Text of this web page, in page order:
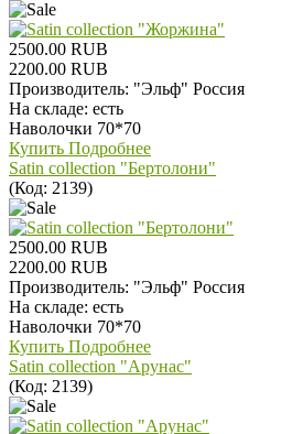
2500.00 RUB
2200.00 RUB
Производитель: "Эльф" Россия
На складе: есть
Наволочки 70*70
Купить Подробнее
Satin collection "Бертолони"
(Код: 2139)
2500.00 RUB
2200.00 RUB
Производитель: "Эльф" Россия
На складе: есть
Наволочки 70*70
Купить Подробнее
Satin collection "Арунас"
(Код: 2139)